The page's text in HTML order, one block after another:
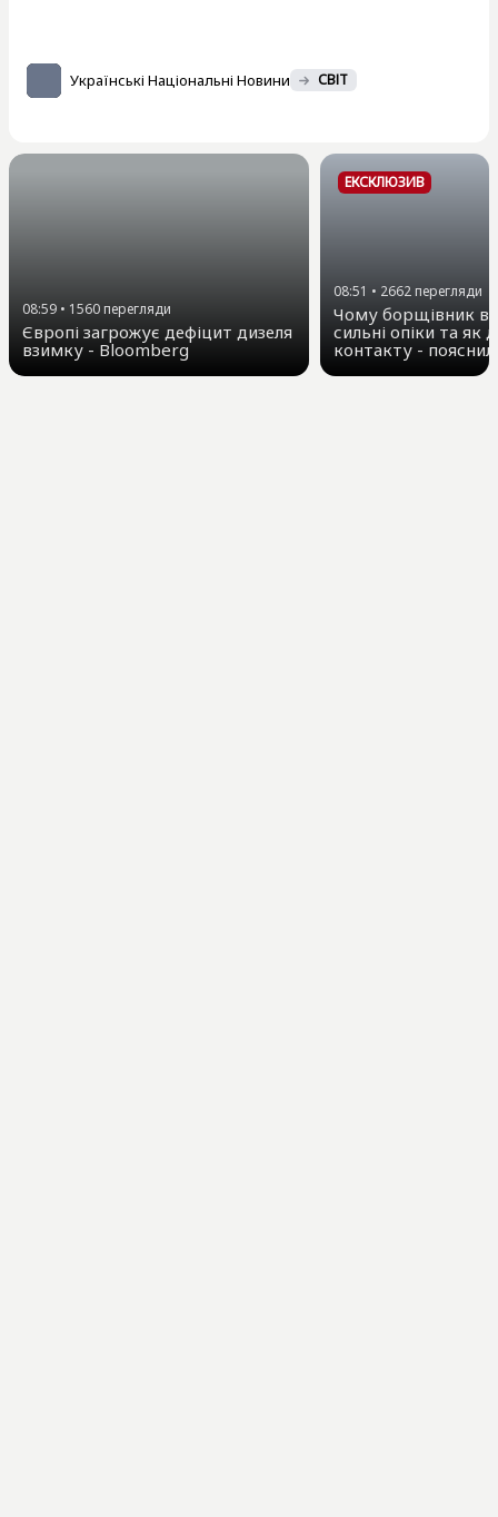
Українські Національні Новини СВІТ
08:59 • 1560 перегляди
Європі загрожує дефіцит дизеля
взимку - Bloomberg
ЕКСКЛЮЗИВ
08:51 • 2662 перегляди
Чому борщівник
сильні опіки та як
контакту -